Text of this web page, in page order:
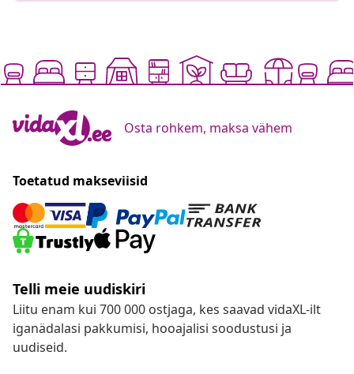
Osta rohkem, maksa vähem
Toetatud makseviisid
Telli meie uudiskiri
Liitu enam kui 700 000 ostjaga, kes saavad vidaXL-ilt
iganädalasi pakkumisi, hooajalisi soodustusi ja
uudiseid.